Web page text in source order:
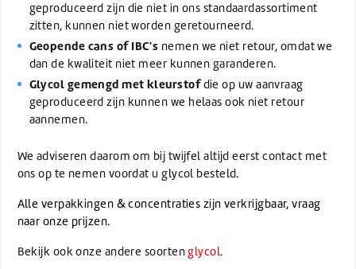
geproduceerd zijn die niet in ons standaardassortiment
zitten, kunnen niet worden geretourneerd.
Geopende cans of IBC's nemen we niet retour, omdat we
dan de kwaliteit niet meer kunnen garanderen.
Glycol gemengd met kleurstofdie op uw aanvraag
geproduceerd zijn kunnen we helaas ook niet retour
aannemen.
We adviseren daarom om bij twijfel altijd eerst contact met
ons op te nemen voordat u glycol besteld.
Alle verpakkingen & concentraties zijn verkrijgbaar, vraag
naar onze prijzen.
Bekijk ook onze andere soortenglycol.